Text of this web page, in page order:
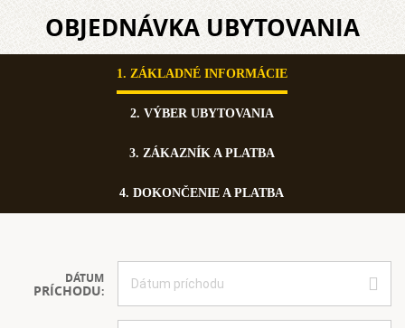
OBJEDNÁVKA UBYTOVANIA
1. ZÁKLADNÉ INFORMÁCIE
2. VÝBER UBYTOVANIA
3. ZÁKAZNÍK A PLATBA
4. DOKONČENIE A PLATBA
DÁTUM
PRÍCHODU: